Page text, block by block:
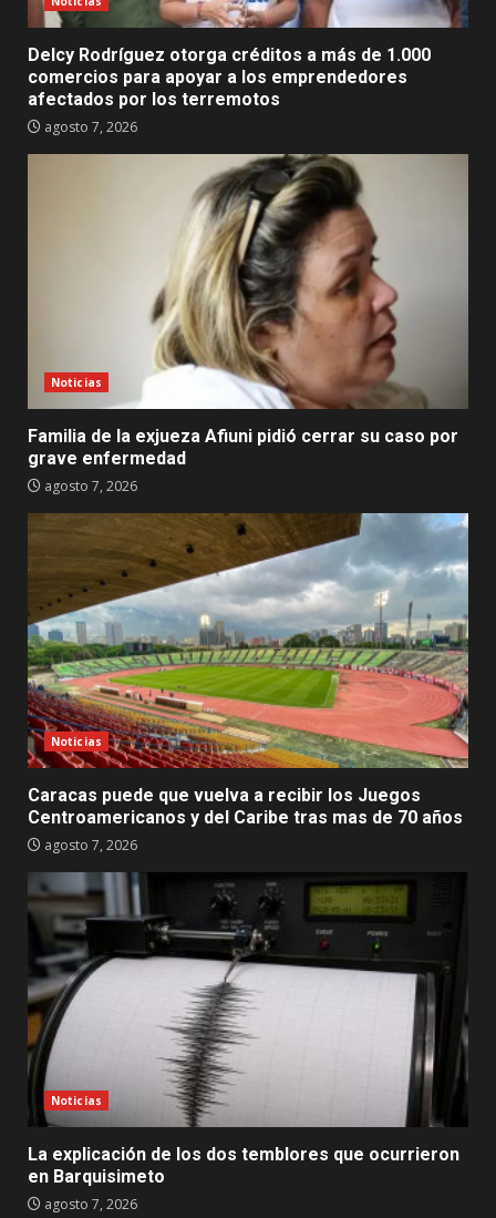
Delcy Rodríguez otorga créditos a más de 1.000
comercios para apoyar a los emprendedores
afectados por los terremotos
agosto 7, 2026
Noticias
Familia de la exjueza Afiuni pidió cerrar su caso por
grave enfermedad
agosto 7, 2026
Noticias
Caracas puede que vuelva a recibir los Juegos
Centroamericanos y del Caribe tras mas de 70 años
agosto 7, 2026
Noticias
La explicación de los dos temblores que ocurrieron
en Barquisimeto
agosto 7, 2026